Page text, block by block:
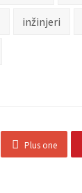
inžinjeri
Plus one